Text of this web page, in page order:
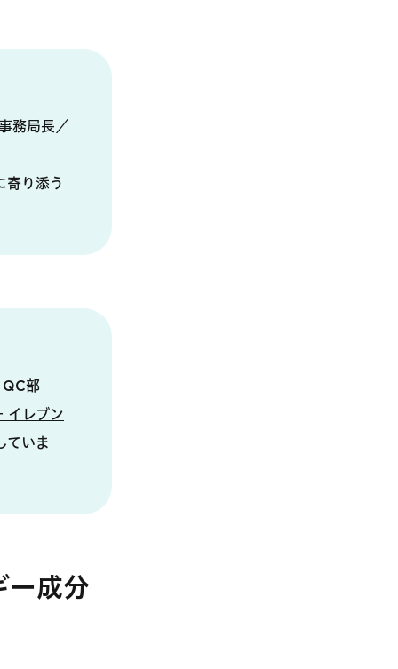
務局長／
寄り添う
部
イレブン
ていま
ー成分